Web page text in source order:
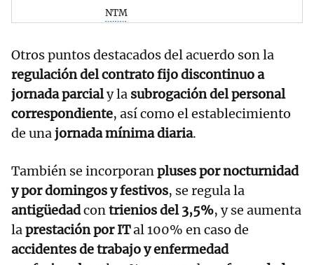
NTM
Otros puntos destacados del acuerdo son la
regulación del contrato fijo discontinuo a
jornada parcialy la subrogación del personal
correspondiente, así como el establecimiento
de unajornada mínima diaria.
También se incorporanpluses por nocturnidad
y por domingos y festivos, se regula la
antigüedadcontrienios del 3,5%, y se aumenta
laprestación por ITal 100% en caso de
accidentes de trabajo y enfermedad